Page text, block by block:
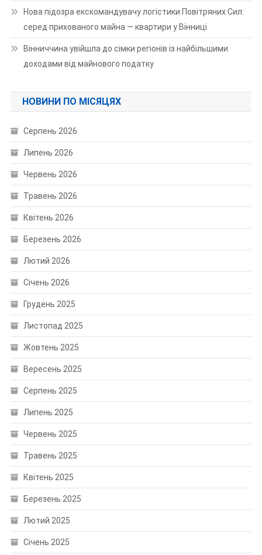
Нова підозра екскомандувачу логістики Повітряних Сил:
серед прихованого майна — квартири у Вінниці
Вінниччина увійшла до сімки регіонів із найбільшими
доходами від майнового податку
НОВИНИ ПО МІСЯЦЯХ
Серпень 2026
Липень 2026
Червень 2026
Травень 2026
Квітень 2026
Березень 2026
Лютий 2026
Січень 2026
Грудень 2025
Листопад 2025
Жовтень 2025
Вересень 2025
Серпень 2025
Липень 2025
Червень 2025
Травень 2025
Квітень 2025
Березень 2025
Лютий 2025
Січень 2025